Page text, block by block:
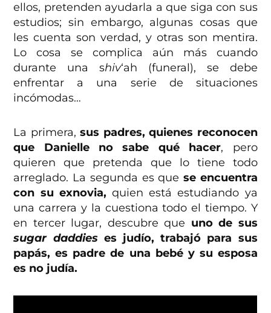
ellos, pretenden ayudarla a que siga con sus
estudios; sin embargo, algunas cosas que
les cuenta son verdad, y otras son mentira.
Lo cosa se complica aún más cuando
durante una shiv‘ah (funeral), se debe
enfrentar a una serie de situaciones
incómodas…
La primera, sus padres, quienes reconocen
que Danielle no sabe qué hacer, pero
quieren que pretenda que lo tiene todo
arreglado. La segunda es que se encuentra
con su exnovia, quien está estudiando ya
una carrera y la cuestiona todo el tiempo. Y
en tercer lugar, descubre que uno de sus
sugar daddieses judío, trabajó para sus
papás, es padre de una bebé y su esposa
es no judía.